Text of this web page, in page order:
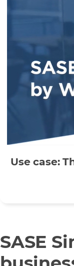
Use case:
SASE